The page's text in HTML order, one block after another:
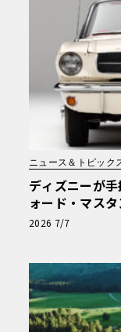
ニュース＆トピック
ディズニーが
ォード・マス
が米国の歴史的
2026 7/7